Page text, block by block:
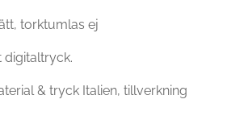
torktumlas ej
digitaltryck.
& tryck Italien, tillverkning